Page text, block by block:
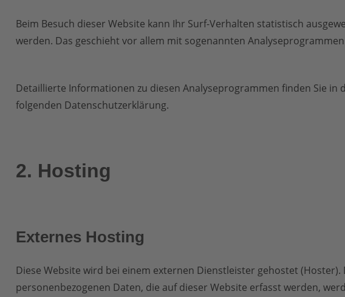
Beim Besuch dieser Website kann Ihr Surf-Verhalten statistisch
werden. Das geschieht vor allem mit sogenannten
Detaillierte Informationen zu diesen Analyseprogrammen finden Sie in
folgenden Datenschutzerklärung.
2. Hosting
Externes Hosting
Diese Website wird bei einem externen Dienstleister gehostet (Hoster).
personenbezogenen Daten, die auf dieser Website erfasst werden,